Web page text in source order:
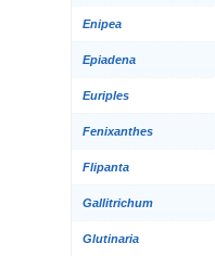
Enipea
Epiadena
Euriples
Fenixanthes
Flipanta
Gallitrichum
Glutinaria